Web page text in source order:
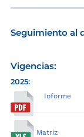
Seguimiento al
Vigencias:
2025:
Informe
Matriz